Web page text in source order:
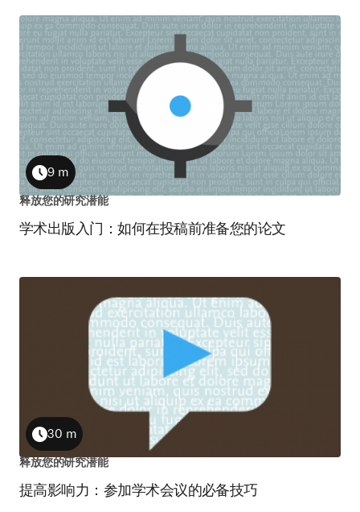
学术出版入门：如何在投稿前准备您的论文
Duration
9 m
释放您的研究潜能
提高影响力：参加学术会议的必备技巧
Duration
30 m
释放您的研究潜能